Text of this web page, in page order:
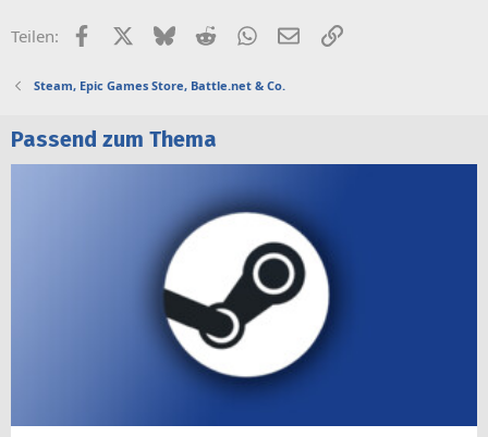
Teilen: FacebookX (Twitter)
BlueskyRedditWhatsApp
E-MailLink
Steam, Epic Games Store, Battle.net & Co.
Passend zum Thema